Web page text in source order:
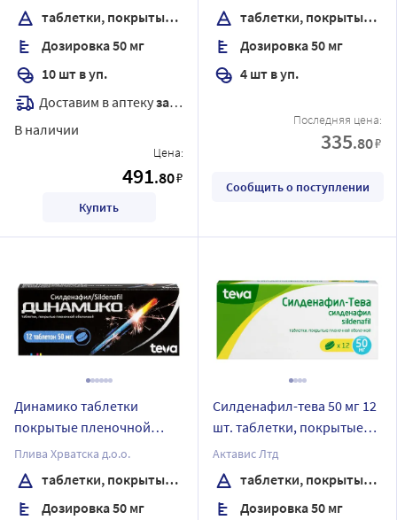
таблетки, покрытые пленочной оболочкой
Дозировка 50 мг
10 шт в уп.
Доставим в аптекузавтра
В наличии
Цена:
491.80₽
Купить
таблетки, покрытые пленочной оболочкой
Дозировка 50 мг
4 шт в уп.
Последняя цена:
335.80₽
Сообщить о поступлении
Динамико таблетки
покрытые пленочной
оболочкой 50 мг 12 шт
Плива Хрватска д.о.о.
таблетки, покрытые пленочной оболочкой
Дозировка 50 мг
Силденафил-тева 50 мг 12
шт. таблетки, покрытые
пленочной оболочкой
Актавис Лтд
таблетки, покрытые пленочной оболочкой
Дозировка 50 мг